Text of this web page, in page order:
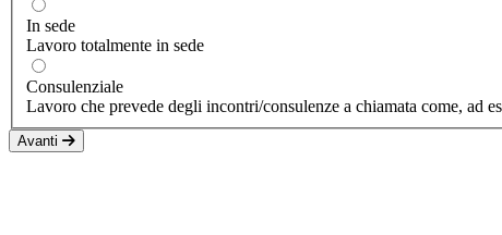
In sede
Lavoro totalmente in sede
Consulenziale
Lavoro che prevede degli incontri/consulenze a chiamata come, ad
Avanti